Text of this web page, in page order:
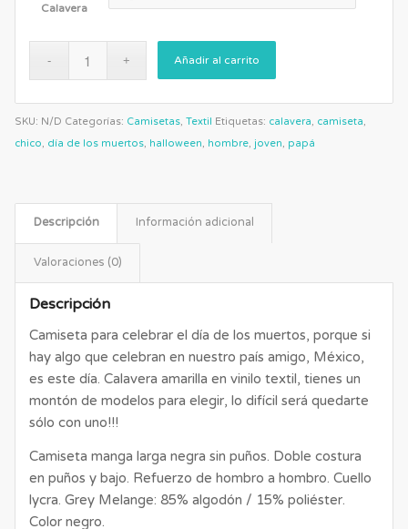
Calavera
Añadir al carrito
SKU: N/D Categorías: Camisetas, Textil Etiquetas: calavera, camiseta,
chico, día de los muertos, halloween, hombre, joven, papá
Descripción Información adicional
Valoraciones (0)
Descripción
Camiseta para celebrar el día de los muertos, porque si
hay algo que celebran en nuestro país amigo, México,
es este día. Calavera amarilla en vinilo textil, tienes un
montón de modelos para elegir, lo difícil será quedarte
sólo con uno!!!
Camiseta manga larga negra sin puños. Doble costura
en puños y bajo. Refuerzo de hombro a hombro. Cuello
lycra. Grey Melange: 85% algodón / 15% poliéster.
Color negro.